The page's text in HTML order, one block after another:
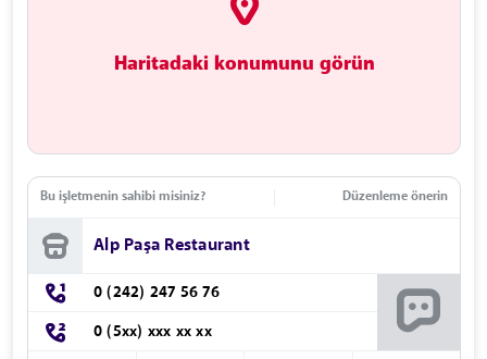
Haritadaki konumunu görün
Bu işletmenin sahibi misiniz? Düzenleme önerin
Alp Paşa Restaurant
0 (242) 247 56 76
0 (5xx) xxx xx xx